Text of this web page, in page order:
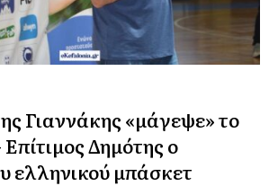
Γιαννάκης «μάγεψε» το
Δημότης ο
ελληνικού μπάσκετ